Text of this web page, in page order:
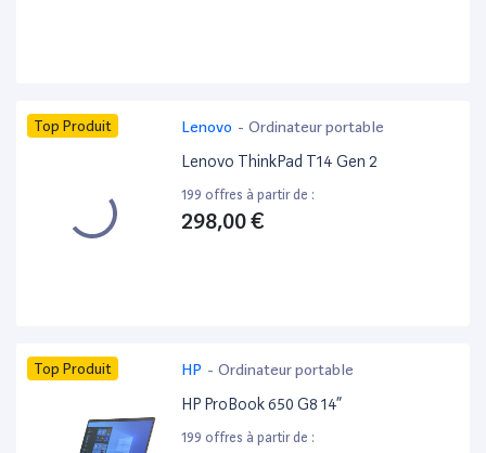
Top Produit Lenovo - Ordinateur portable
Lenovo ThinkPad T14 Gen 2
199 offres à partir de :
298,00 €
Top Produit HP - Ordinateur portable
HP ProBook 650 G8 14”
199 offres à partir de :